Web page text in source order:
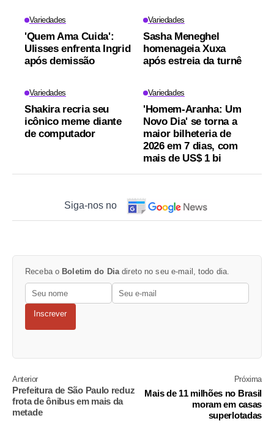
Variedades
'Quem Ama Cuida':
Ulisses enfrenta Ingrid
após demissão
Variedades
Sasha Meneghel
homenageia Xuxa
após estreia da turnê
Variedades
Shakira recria seu
icônico meme diante
de computador
Variedades
'Homem-Aranha: Um
Novo Dia' se torna a
maior bilheteria de
2026 em 7 dias, com
mais de US$ 1 bi
Siga-nos no
Receba o Boletim do Dia direto no seu e-mail, todo dia.
Inscrever
Anterior
Prefeitura de São Paulo reduz
frota de ônibus em mais da
metade
Próxima
Mais de 11 milhões no Brasil
moram em casas
superlotadas